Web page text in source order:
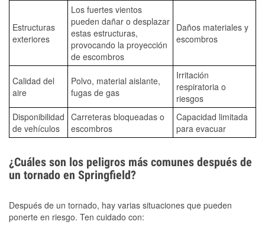
Estructuras
exteriores
Los fuertes vientos
pueden dañar o desplazar
estas estructuras,
provocando la proyección
de escombros
Daños materiales y
escombros
Calidad del
aire
Polvo, material aislante,
fugas de gas
Irritación
respiratoria o
riesgos
Disponibilidad
de vehículos
Carreteras bloqueadas o
escombros
Capacidad limitada
para evacuar
¿Cuáles son los peligros más comunes después de
un tornado en Springfield?
Después de un tornado, hay varias situaciones que pueden
ponerte en riesgo. Ten cuidado con: